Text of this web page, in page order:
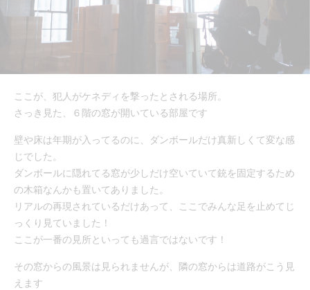
ここが、犯人がケネディを撃ったとされる場所。
さっき見た、６階の窓が開いている部屋です
壁や床は年期が入ってるのに、ダンボールだけ真新しくて変な感
じでした。
ダンボールに隠れてる窓が少しだけ空いていて銃を固定するため
の木箱なんかも置いてありました。
リアルの再現されているだけあって、ここでみんな足を止めてじ
っくり見ていました！
ここが一番の見所といっても過言ではないです！
その窓からの風景は見られませんが、隣の窓からは道路がこう見
えます